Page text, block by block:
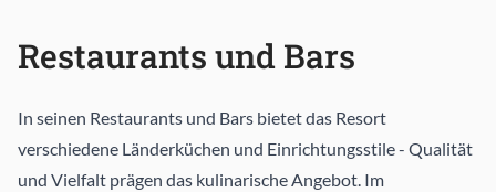
Restaurants und Bars
In seinen Restaurants und Bars bietet das Resort
verschiedene Länderküchen und Einrichtungsstile - Qualität
und Vielfalt prägen das kulinarische Angebot. Im